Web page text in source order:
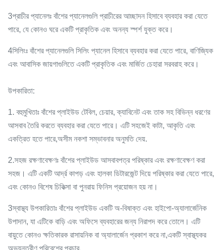
3প্রাচীর প্যানেলঃ বাঁশের প্যানেলগুলি প্রাচীরের আচ্ছাদন হিসাবে ব্যবহার করা যেতে
পারে, যে কোনও ঘরে একটি প্রাকৃতিক এবং অনন্য স্পর্শ যুক্ত করে।
4সিলিংঃ বাঁশের প্যানেলগুলি সিলিং প্যানেল হিসাবে ব্যবহার করা যেতে পারে, বাণিজ্যিক
এবং আবাসিক জায়গাগুলিতে একটি প্রাকৃতিক এবং মার্জিত চেহারা সরবরাহ করে।
উপকারিতা:
1. বহুমুখিতাঃ বাঁশের প্লাইউড টেবিল, চেয়ার, ক্যাবিনেট এবং তাক সহ বিভিন্ন ধরণের
আসবাব তৈরি করতে ব্যবহার করা যেতে পারে। এটি সহজেই কাটা, আকৃতি এবং
একত্রিত হতে পারে,অসীম নকশা সম্ভাবনার অনুমতি দেয়.
2.সহজ রক্ষণাবেক্ষণঃ বাঁশের প্লাইউড আসবাবপত্র পরিষ্কার এবং রক্ষণাবেক্ষণ করা
সহজ। এটি একটি আর্দ্র কাপড় এবং হালকা ডিটারজেন্ট দিয়ে পরিষ্কার করা যেতে পারে,
এবং কোনও বিশেষ চিকিত্সা বা পুনরায় ফিনিস প্রয়োজন হয় না।
3স্বাস্থ্য উপকারিতাঃ বাঁশের প্লাইউড একটি অ-বিষাক্ত এবং হাইপো-অ্যালার্জেনিক
উপাদান, যা এটিকে বাড়ি এবং অফিসে ব্যবহারের জন্য নিরাপদ করে তোলে। এটি
বায়ুতে কোনও ক্ষতিকারক রাসায়নিক বা অ্যালার্জেন প্রকাশ করে না,একটি স্বাস্থ্যকর
অভ্যন্তরীণ পরিবেশের প্রচার.